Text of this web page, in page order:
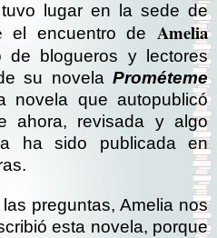
lugar en la sede de
el encuentro de Amelia
de blogueros y lectores
su novela Prométeme
novela que autopublicó
ahora, revisada y algo
ha sido publicada en
preguntas, Amelia nos
esta novela, porque